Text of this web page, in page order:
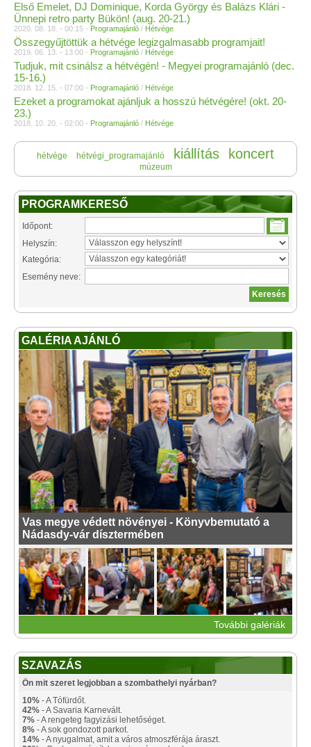
Első Emelet, DJ Dominique, Korda György és Balázs Klári -
Ünnepi retro party Bükön! (aug. 20-21.)
2020. 08. 18. - 00:15 - Programajánló / Hétvége
Összegyűjtöttük a hétvége legizgalmasabb programjait!
2019. 06. 13. - 13:00 - Programajánló / Hétvége
Tudjuk, mit csinálsz a hétvégén! - Megyei programajánló (dec.
15-16.)
2018. 12. 15. - 07:00 - Programajánló / Hétvége
Ezeket a programokat ajánljuk a hosszú hétvégére! (okt. 20-
23.)
2018. 10. 20. - 02:00 - Programajánló / Hétvége
hétvége hétvégi_programajánló kiállítás koncert
múzeum
PROGRAMKERESŐ
Időpont:
Helyszín:
Kategória:
Esemény neve:
GALÉRIA AJÁNLÓ
Vas megye védett növényei - Könyvbemutató a
Nádasdy-vár dísztermében
További galériák
SZAVAZÁS
Ön mit szeret legjobban a szombathelyi nyárban?
10% - A Tófürdőt.
42% - A Savaria Karnevált.
7% - A rengeteg fagyizási lehetőséget.
8% - A sok gondozott parkot.
14% - A nyugalmat, amit a város atmoszférája áraszt.